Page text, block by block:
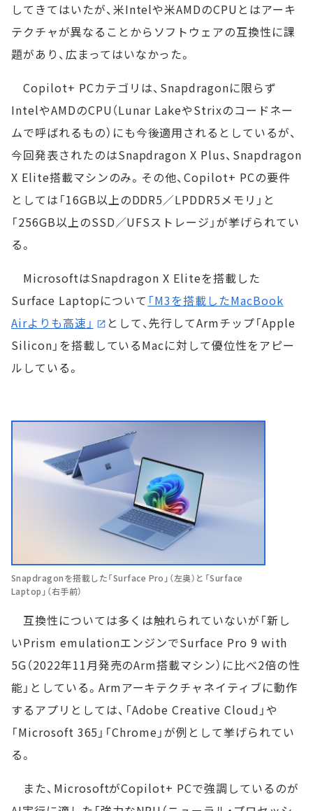
してきてはいたが、米Intelや米AMDのCPUとはアーキ
テクチャが異なることからソフトウェアの互換性に課
題があり、広まってはいなかった。
Copilot+ PCカテゴリは、Snapdragonに限らず
IntelやAMDのCPU（Lunar LakeやStrixのコードネー
ムで呼ばれるもの）にも今後適用されるとしているが、
今回発表されたのはSnapdragon X Plus、Snapdragon
X Elite搭載マシンのみ。その他、Copilot+ PCの要件
としては「16GB以上のDDR5／LPDDR5メモリ」と
「256GB以上のSSD／UFSストレージ」が挙げられてい
る。
MicrosoftはSnapdragon X Eliteを搭載した
Surface Laptopについて 「M3を搭載したMacBook
Airよりも高速」
として、先行してArmチップ「Apple
Silicon」を搭載しているMacに対して優位性をアピー
ルしている。
Snapdragonを搭載した「Surface Pro」（左奥）と「Surface
Laptop」（右手前）
互換性については多くは触れられていないが「新し
いPrism emulationエンジンでSurface Pro 9 with
5G（2022年11月発売のArm搭載マシン）に比べ2倍の性
能」としている。Armアーキテクチャネイティブに動作
するアプリとしては、「Adobe Creative Cloud」や
「Microsoft 365」「Chrome」が例として挙げられてい
る。
また、MicrosoftがCopilot+ PCで強調しているのが